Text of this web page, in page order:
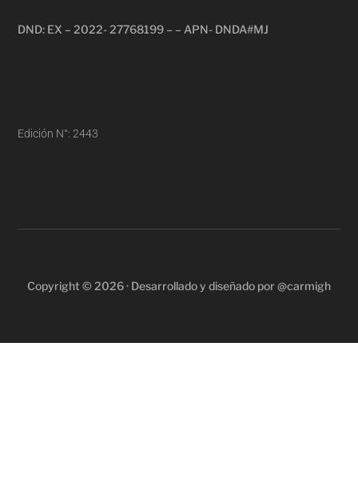
DND: EX – 2022- 27768199 – – APN- DNDA#MJ
Edición N°: 2443
Copyright © 2026 · Desarrollado y diseñado por @carmigh